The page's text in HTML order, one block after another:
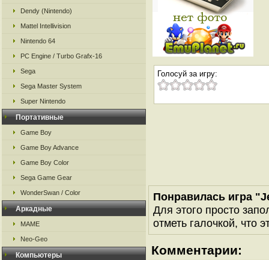
Dendy (Nintendo)
Mattel Intellivision
Nintendo 64
PC Engine / Turbo Grafx-16
Sega
Sega Master System
Super Nintendo
Портативные
Game Boy
Game Boy Advance
Game Boy Color
Sega Game Gear
WonderSwan / Color
Аркадные
MAME
Neo-Geo
Компьютеры
Голосуй за игру:
Понравилась игра
Для этого просто
отметь галочкой, что
Комментарии: